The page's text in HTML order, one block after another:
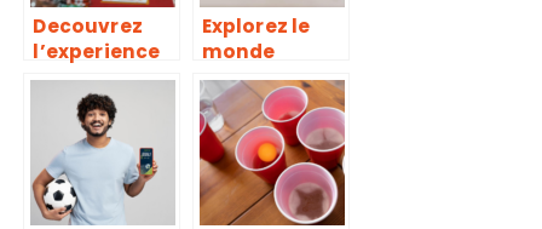
Decouvrez
l’experience
du casino
dans votre
salon : nos
conseils pour
choisir le bon
site
Explorez le
monde
fascinant du
monopoly
live